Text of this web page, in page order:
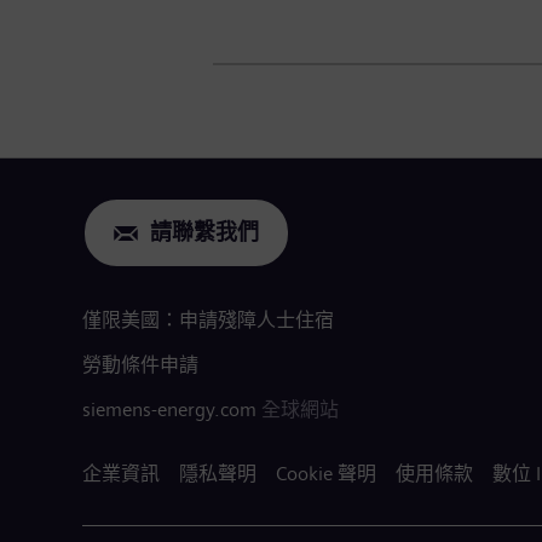
請聯繫我們
僅限美國：申請殘障人士住宿
勞動條件申請
siemens-energy.com 全球網站
企業資訊 隱私聲明 Cookie 聲明 使用條款 數位